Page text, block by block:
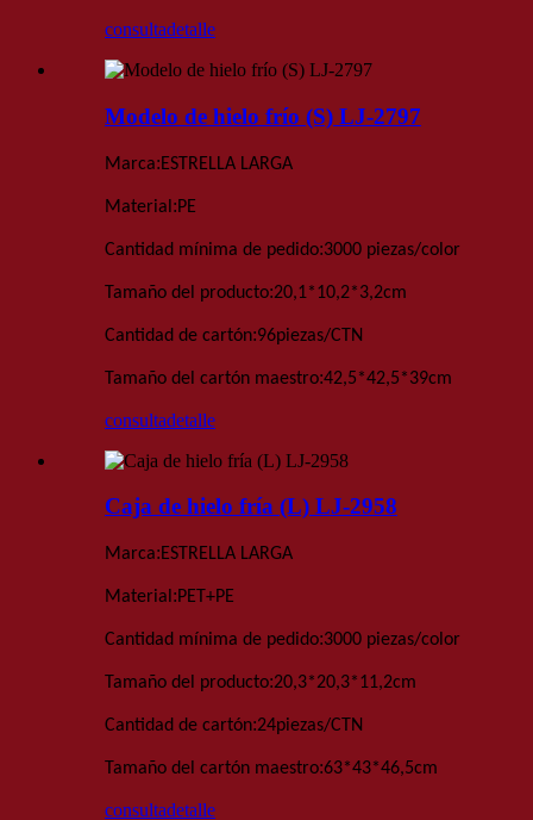
consultadetalle
Modelo de hielo frío (S) LJ-2797
Marca:ESTRELLA LARGA
Material :PE
Cantidad mínima de pedido:3000 piezas/color
Tamaño del producto:20,1*10,2*3,2cm
Cantidad de cartón:96piezas/CTN
Tamaño del cartón maestro:42,5*42,5*39cm
consultadetalle
Caja de hielo fría (L) LJ-2958
Marca:ESTRELLA LARGA
Material :PET+PE
Cantidad mínima de pedido:3000 piezas/color
Tamaño del producto:20,3*20,3*11,2cm
Cantidad de cartón:24piezas/CTN
Tamaño del cartón maestro:63*43*46,5cm
consultadetalle